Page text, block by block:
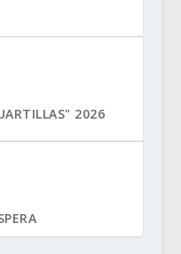
2026